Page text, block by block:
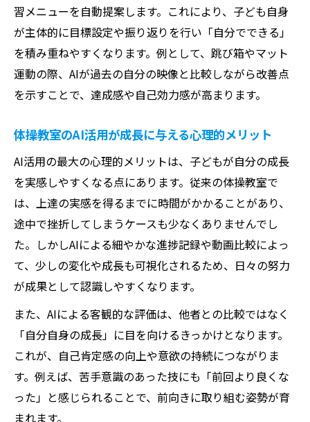
習メニューを自動提案します。これにより、子ども自身
が主体的に目標設定や振り返りを行い「自分でできる」
を積み重ねやすくなります。例として、跳び箱やマット
運動の際、AIが過去の自分の映像と比較しながら改善点
を示すことで、達成感や自己効力感が高まります。
体操教室のAI活用が成長に与える心理的メリット
AI活用の最大の心理的メリットは、子どもが自分の成長
を実感しやすくなる点にあります。従来の体操教室で
は、上達の実感を得るまでに時間がかかることがあり、
途中で挫折してしまうケースも少なくありませんでし
た。しかしAIによる細やかな進捗記録や動画比較によっ
て、少しの変化や成長も可視化されるため、日々の努力
が成果として認識しやすくなります。
また、AIによる客観的な評価は、他者との比較ではなく
「自分自身の成長」に目を向けるきっかけとなります。
これが、自己肯定感の向上や意欲の持続につながりま
す。例えば、苦手意識のあった技にも「前回より良くな
った」と感じられることで、前向きに取り組む姿勢が育
まれます。